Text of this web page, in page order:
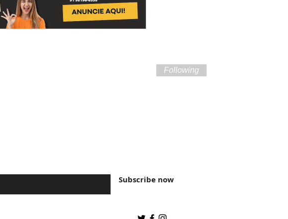
Following
Subscribe now